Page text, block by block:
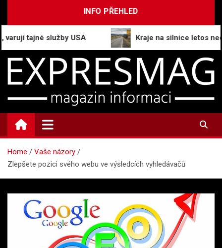
INFO PŘEHLED
tajné služby USA Kraje na silnice letos
ExpresMag.cz
Informační magazín
Home
Vaše názory
Zlepšete pozici svého webu ve výsledcích vyhledávačů